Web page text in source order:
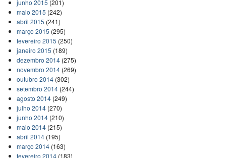
junho 2015 (201)
maio 2015 (242)
abril 2015 (241)
março 2015 (295)
fevereiro 2015 (250)
janeiro 2015 (189)
dezembro 2014(275)
novembro 2014(269)
outubro 2014(302)
setembro 2014(244)
agosto 2014(249)
julho 2014(270)
junho 2014(210)
maio 2014(215)
abril 2014(195)
março 2014(163)
fevereiro 2014(183)